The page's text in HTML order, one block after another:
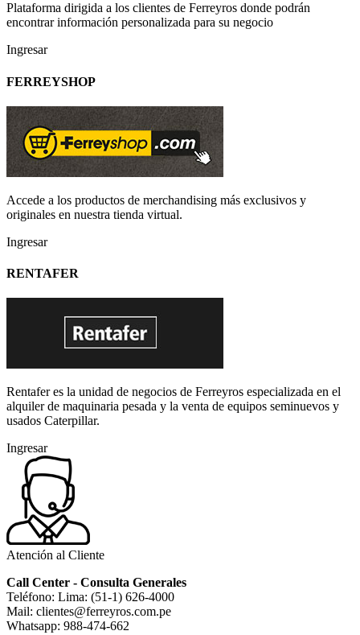
Plataforma dirigida a los clientes de Ferreyros donde podrán
encontrar información personalizada para su negocio
Ingresar
FERREYSHOP
Accede a los productos de merchandising más exclusivos y
originales en nuestra tienda virtual.
Ingresar
RENTAFER
Rentafer es la unidad de negocios de Ferreyros especializada en el
alquiler de maquinaria pesada y la venta de equipos seminuevos y
usados Caterpillar.
Ingresar
Atención al Cliente
Call Center - Consulta Generales
Teléfono: Lima: (51-1) 626-4000
Mail: clientes@ferreyros.com.pe
Whatsapp: 988-474-662